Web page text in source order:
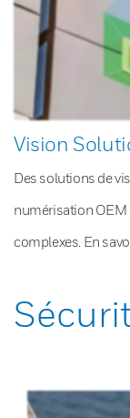
Vision
Des solutions de
numérisation OEM
complexes. En